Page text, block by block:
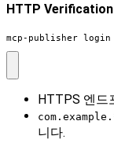
HTTP Verification
mcp-publisher
HTTPS 엔드
니다.